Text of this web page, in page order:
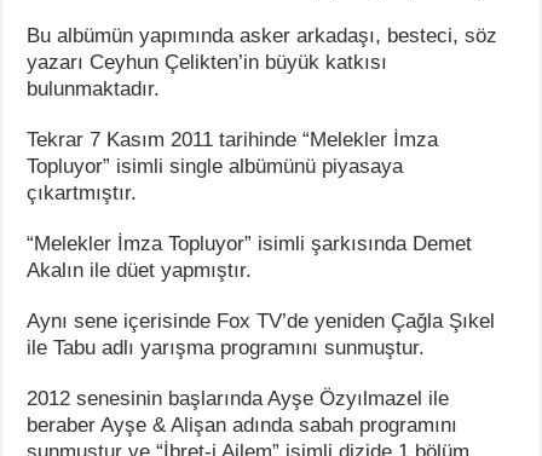
Bu albümün yapımında asker arkadaşı, besteci, söz
yazarı Ceyhun Çelikten’in büyük katkısı
bulunmaktadır.
Tekrar 7 Kasım 2011 tarihinde “Melekler İmza
Topluyor” isimli single albümünü piyasaya
çıkartmıştır.
“Melekler İmza Topluyor” isimli şarkısında Demet
Akalın ile düet yapmıştır.
Aynı sene içerisinde Fox TV’de yeniden Çağla Şıkel
ile Tabu adlı yarışma programını sunmuştur.
2012 senesinin başlarında Ayşe Özyılmazel ile
beraber Ayşe & Alişan adında sabah programını